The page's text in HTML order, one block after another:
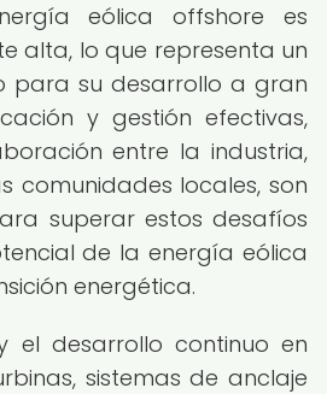
eólica offshore es
alta, lo que representa un
para su desarrollo a gran
y gestión efectivas,
entre la industria,
comunidades locales, son
superar estos desafíos
de la energía eólica
energética.
el desarrollo continuo en
sistemas de anclaje